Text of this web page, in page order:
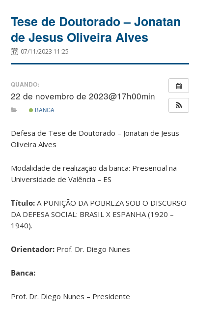
Tese de Doutorado – Jonatan
de Jesus Oliveira Alves
07/11/2023 11:25
QUANDO:
22 de novembro de 2023@17h00min
BANCA
Defesa de Tese de Doutorado – Jonatan de Jesus
Oliveira Alves
Modalidade de realização da banca: Presencial na
Universidade de Valência – ES
Título:A PUNIÇÃO DA POBREZA SOB O DISCURSO
DA DEFESA SOCIAL: BRASIL X ESPANHA (1920 –
1940).
Orientador: Prof. Dr. Diego Nunes
Banca:
Prof. Dr. Diego Nunes – Presidente